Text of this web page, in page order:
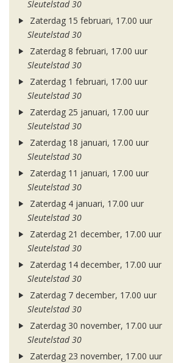
Sleutelstad 30
Zaterdag 15 februari, 17.00 uur
Sleutelstad 30
Zaterdag 8 februari, 17.00 uur
Sleutelstad 30
Zaterdag 1 februari, 17.00 uur
Sleutelstad 30
Zaterdag 25 januari, 17.00 uur
Sleutelstad 30
Zaterdag 18 januari, 17.00 uur
Sleutelstad 30
Zaterdag 11 januari, 17.00 uur
Sleutelstad 30
Zaterdag 4 januari, 17.00 uur
Sleutelstad 30
Zaterdag 21 december, 17.00 uur
Sleutelstad 30
Zaterdag 14 december, 17.00 uur
Sleutelstad 30
Zaterdag 7 december, 17.00 uur
Sleutelstad 30
Zaterdag 30 november, 17.00 uur
Sleutelstad 30
Zaterdag 23 november, 17.00 uur